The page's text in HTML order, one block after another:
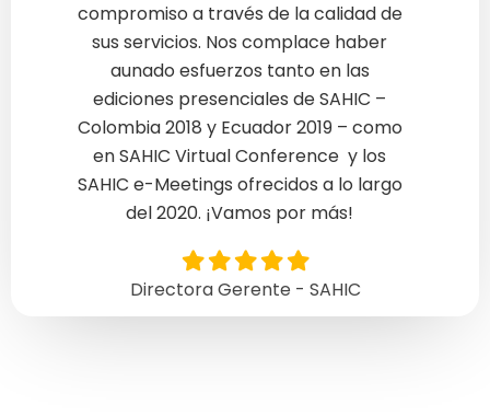
compromiso a través de la calidad de
sus servicios. Nos complace haber
aunado esfuerzos tanto en las
ediciones presenciales de SAHIC –
Colombia 2018 y Ecuador 2019 – como
en SAHIC Virtual Conference y los
SAHIC e-Meetings ofrecidos a lo largo
del 2020. ¡Vamos por más!
Directora Gerente - SAHIC